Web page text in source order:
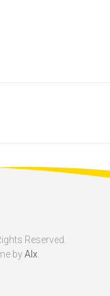
Reserved.
byAlx